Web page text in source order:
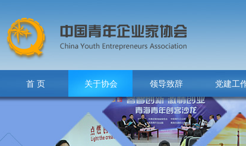
首 页 关于协会 领导致辞 党建工